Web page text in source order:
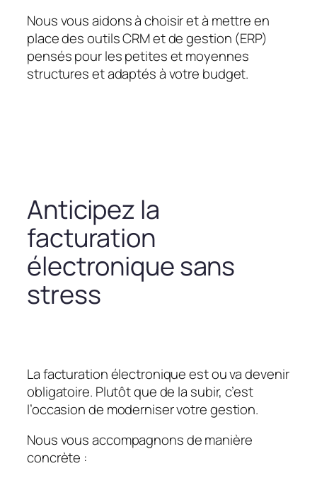
Nous vous aidons à choisir et à mettre en
place des outils CRM et de gestion (ERP)
pensés pour les petites et moyennes
structures et adaptés à votre budget.
Anticipez la
facturation
électronique sans
stress
La facturation électronique est ou va devenir
obligatoire. Plutôt que de la subir, c’est
l’occasion de moderniser votre gestion.
Nous vous accompagnons de manière
concrète :